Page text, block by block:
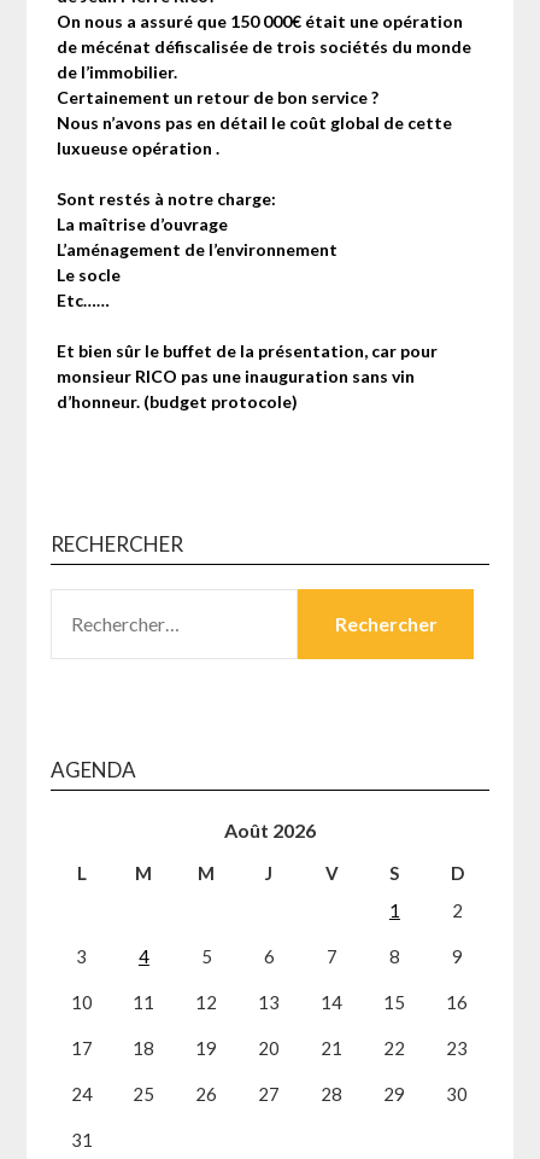
On nous a assuré que 150 000€ était une opération
de mécénat défiscalisée de trois sociétés du monde
de l’immobilier.
Certainement un retour de bon service ?
Nous n’avons pas en détail le coût global de cette
luxueuse opération .
Sont restés à notre charge:
La maîtrise d’ouvrage
L’aménagement de l’environnement
Le socle
Etc……
Et bien sûr le buffet de la présentation, car pour
monsieur RICO pas une inauguration sans vin
d’honneur. (budget protocole)
RECHERCHER
AGENDA
Août 2026
L M M J V S
D
1
2
3 4 5 6 7 8 9
10 11 12 13 14 15 16
17 18 19 20 21 22 23
24 25 26 27 28 29 30
31